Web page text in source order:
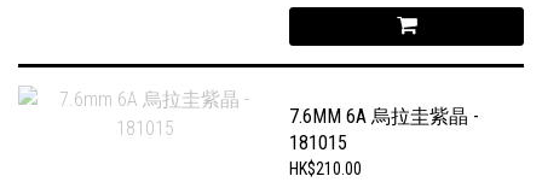
7.6MM 6A 烏拉圭紫晶 -
181015
HK$210.00